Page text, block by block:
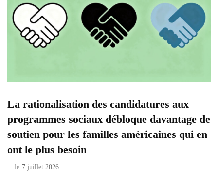
La rationalisation des candidatures aux
programmes sociaux débloque davantage de
soutien pour les familles américaines qui en
ont le plus besoin
le 7 juillet 2026